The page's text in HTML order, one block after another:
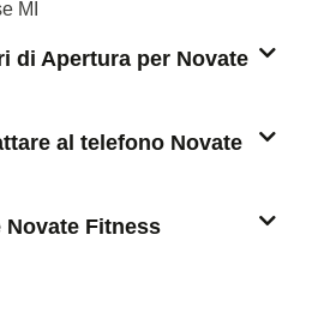
MI
di Apertura per Novate
al telefono Novate
Fitness